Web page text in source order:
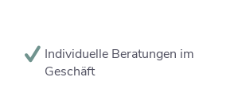
Individuelle Beratungen im
Geschäft